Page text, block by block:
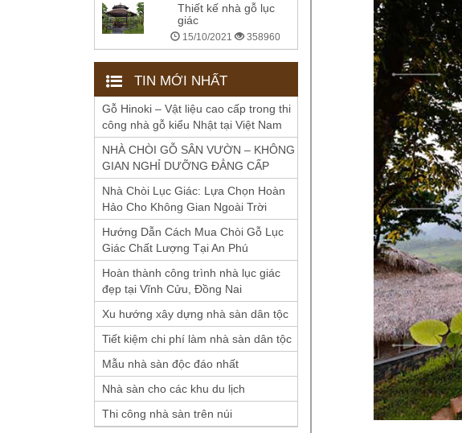
Thiết kế nhà gỗ lục
giác
15/10/2021 358960
TIN MỚI NHẤT
Gỗ Hinoki – Vật liệu cao cấp trong thi
công nhà gỗ kiểu Nhật tại Việt Nam
NHÀ CHÒI GỖ SÂN VƯỜN – KHÔNG
GIAN NGHỈ DƯỠNG ĐẲNG CẤP
Nhà Chòi Lục Giác: Lựa Chọn Hoàn
Hảo Cho Không Gian Ngoài Trời
Hướng Dẫn Cách Mua Chòi Gỗ Lục
Giác Chất Lượng Tại An Phú
Hoàn thành công trình nhà lục giác
đẹp tại Vĩnh Cửu, Đồng Nai
Xu hướng xây dựng nhà sàn dân tộc
Tiết kiệm chi phí làm nhà sàn dân tộc
Mẫu nhà sàn độc đáo nhất
Nhà sàn cho các khu du lịch
Thi công nhà sàn trên núi